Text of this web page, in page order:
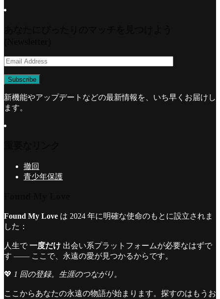
新機能やアップデートなどの最新情報を、いち早くお届けし
ます。
撤回
青少年保護
Found My Love は 2024 年に明確な使命のもとに設立されま
した：
人生で 一度だけ 出会い系プラットフォームが必要なはずで
す —— ここで、永遠の愛が見つかるからです。
💖 1 回の登録。生涯のつながり。
ここからあなたの永遠の物語が始まります。探すのはもうお